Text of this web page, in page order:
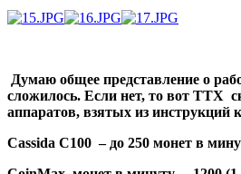
Думаю общее представление о
сложилось. Если нет, то вот ТТХ
аппаратов, взятых из инструкций
Cassida C100 – до 250 монет в